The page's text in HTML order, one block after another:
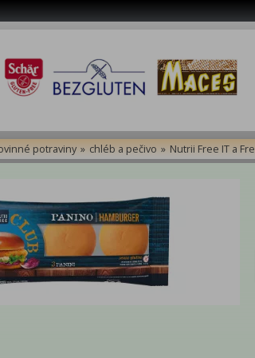
potraviny » chléb a pečivo » Nutrii Free IT a